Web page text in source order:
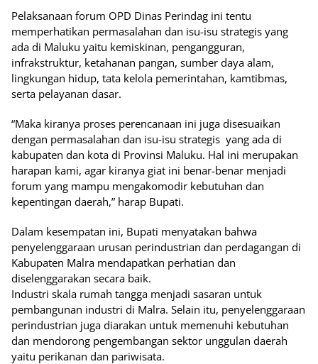
Pelaksanaan forum OPD Dinas Perindag ini tentu
memperhatikan permasalahan dan isu-isu strategis yang
ada di Maluku yaitu kemiskinan, pengangguran,
infrakstruktur, ketahanan pangan, sumber daya alam,
lingkungan hidup, tata kelola pemerintahan, kamtibmas,
serta pelayanan dasar.
“Maka kiranya proses perencanaan ini juga disesuaikan
dengan permasalahan dan isu-isu strategis yang ada di
kabupaten dan kota di Provinsi Maluku. Hal ini merupakan
harapan kami, agar kiranya giat ini benar-benar menjadi
forum yang mampu mengakomodir kebutuhan dan
kepentingan daerah,” harap Bupati.
Dalam kesempatan ini, Bupati menyatakan bahwa
penyelenggaraan urusan perindustrian dan perdagangan di
Kabupaten Malra mendapatkan perhatian dan
diselenggarakan secara baik.
Industri skala rumah tangga menjadi sasaran untuk
pembangunan industri di Malra. Selain itu, penyelenggaraan
perindustrian juga diarakan untuk memenuhi kebutuhan
dan mendorong pengembangan sektor unggulan daerah
yaitu perikanan dan pariwisata.